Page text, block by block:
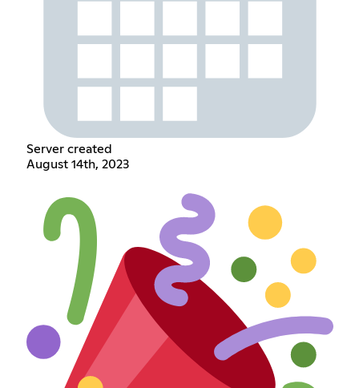
Server created
August 14th, 2023